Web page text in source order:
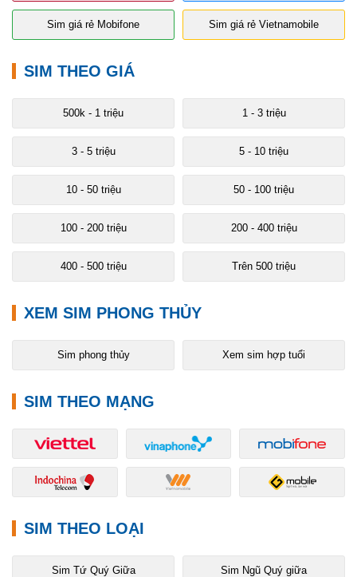
Sim giá rẻ Mobifone Sim giá rẻ Vietnamobile
SIM THEO GIÁ
500k - 1 triệu 1 - 3 triệu
3 - 5 triệu 5 - 10 triệu
10 - 50 triệu 50 - 100 triệu
100 - 200 triệu 200 - 400 triệu
400 - 500 triệu Trên 500 triệu
XEM SIM PHONG THỦY
Sim phong thủy Xem sim hợp tuổi
SIM THEO MẠNG
SIM THEO LOẠI
Sim Tứ Quý Giữa Sim Ngũ Quý giữa